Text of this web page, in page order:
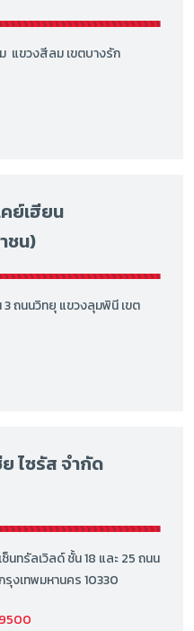
แขวงสีลม เขตบางรัก
ย์เฮียน
ชน)
3 ถนนวิทยุ แขวงลุมพินี เขต
ไซรัส จำกัด
ทรัลเวิลด์ ชั้น 18 และ 25 ถนน
รุงเทพมหานคร 10330